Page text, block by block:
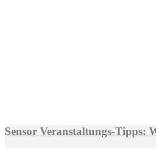
Sensor Veranstaltungs-Tipps: